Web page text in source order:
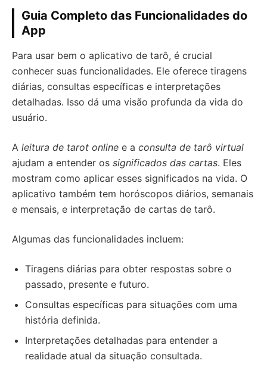
Guia Completo das Funcionalidades do
App
Para usar bem o aplicativo de tarô, é crucial
conhecer suas funcionalidades. Ele oferece tiragens
diárias, consultas específicas e interpretações
detalhadas. Isso dá uma visão profunda da vida do
usuário.
A leitura de tarot online e a consulta de tarô virtual
ajudam a entender os significados das cartas. Eles
mostram como aplicar esses significados na vida. O
aplicativo também tem horóscopos diários, semanais
e mensais, e interpretação de cartas de tarô.
Algumas das funcionalidades incluem:
Tiragens diárias para obter respostas sobre o
passado, presente e futuro.
Consultas específicas para situações com uma
história definida.
Interpretações detalhadas para entender a
realidade atual da situação consultada.